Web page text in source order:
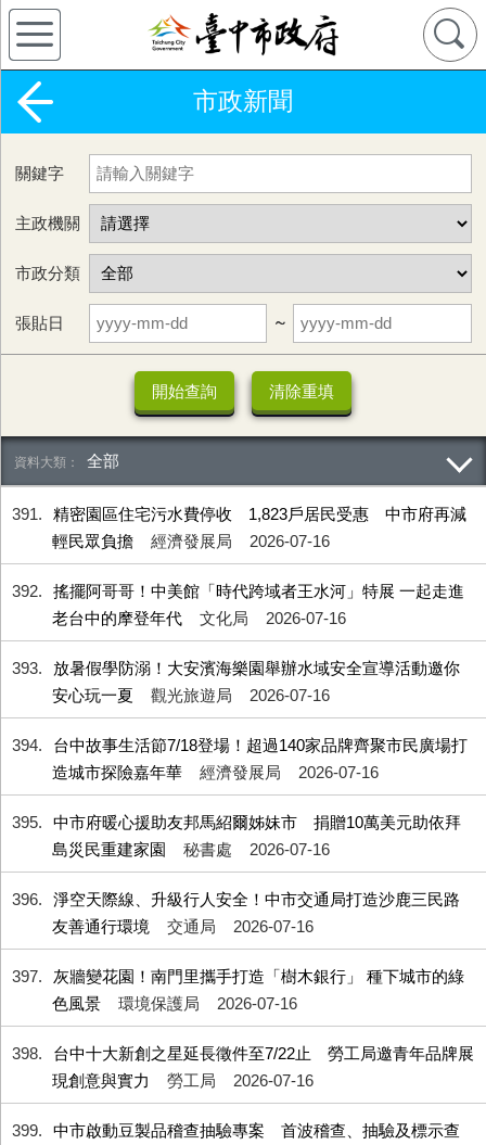
市政新聞
關鍵字
主政機關
市政分類
張貼日 ~
全部
391
精密園區住宅污水費停收 1,823戶居民受惠 中市府再減
輕民眾負擔
經濟發展局 2026-07-16
392
搖擺阿哥哥！中美館「時代跨域者王水河」特展 一起走進
老台中的摩登年代
文化局 2026-07-16
393
放暑假學防溺！大安濱海樂園舉辦水域安全宣導活動邀你
安心玩一夏
觀光旅遊局 2026-07-16
394
台中故事生活節7/18登場！超過140家品牌齊聚市民廣場打
造城市探險嘉年華
經濟發展局 2026-07-16
395
中市府暖心援助友邦馬紹爾姊妹市 捐贈10萬美元助依拜
島災民重建家園
秘書處 2026-07-16
396
淨空天際線、升級行人安全！中市交通局打造沙鹿三民路
友善通行環境
交通局 2026-07-16
397
灰牆變花園！南門里攜手打造「樹木銀行」 種下城市的綠
色風景
環境保護局 2026-07-16
398
台中十大新創之星延長徵件至7/22止 勞工局邀青年品牌展
現創意與實力
勞工局 2026-07-16
399
中市啟動豆製品稽查抽驗專案 首波稽查、抽驗及標示查